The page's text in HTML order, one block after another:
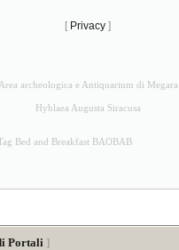
[ Privacy ]
Area archeologica e Antiquarium di Megara
Hyblaea Augusta Siracusa
Bed and Breakfast BAOBAB
Portali ]